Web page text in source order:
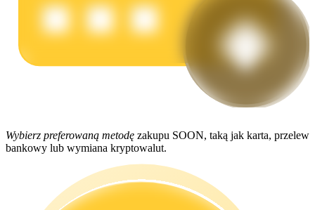
Codziennie zdobywaj konkurencyjne nagrody
Wybierz preferowaną metodę zakupu SOON, taką jak karta, przelew
bankowy lub wymiana kryptowalut.